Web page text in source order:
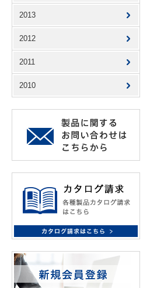
2013
2012
2011
2010